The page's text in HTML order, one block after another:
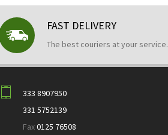
FAST DELIVERY
The best couriers at your service.
333 8907950
331 5752139
Fax0125 76508